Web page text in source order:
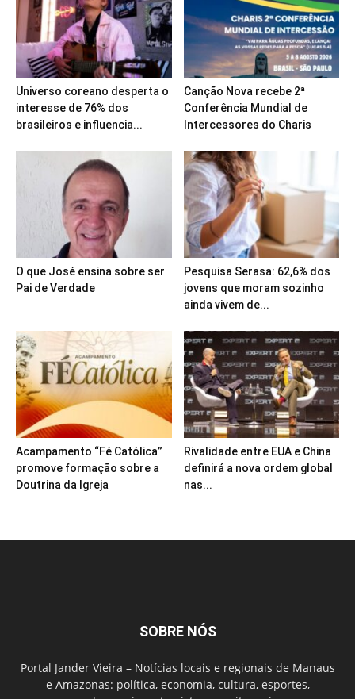
Universo coreano desperta o
interesse de 76% dos
brasileiros e influencia...
Canção Nova recebe 2ª
Conferência Mundial de
Intercessores do Charis
O que José ensina sobre ser
Pai de Verdade
Pesquisa Serasa: 62,6% dos
jovens que moram sozinho
ainda vivem de...
Acampamento “Fé Católica”
promove formação sobre a
Doutrina da Igreja
Rivalidade entre EUA e China
definirá a nova ordem global
nas...
SOBRE NÓS
Portal Jander Vieira – Notícias locais e regionais de Manaus
e Amazonas: política, economia, cultura, esportes,